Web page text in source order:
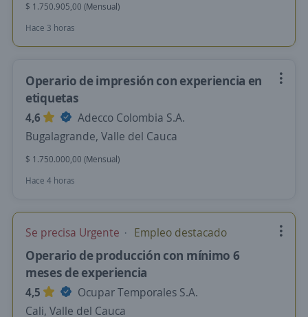
$ 1.750.905,00 (Mensual)
Hace 3 horas
Operario de impresión con experiencia en
etiquetas
4,6
Adecco Colombia S.A.
Bugalagrande, Valle del Cauca
$ 1.750.000,00 (Mensual)
Hace 4 horas
Se precisa Urgente Empleo destacado
Operario de producción con mínimo 6
meses de experiencia
4,5
Ocupar Temporales S.A.
Cali, Valle del Cauca